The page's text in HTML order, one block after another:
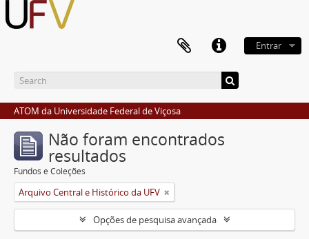
Entrar
ATOM da Universidade Federal de Viçosa
Não foram encontrados
resultados
Fundos e Coleções
Arquivo Central e Histórico da UFV
Opções de pesquisa avançada